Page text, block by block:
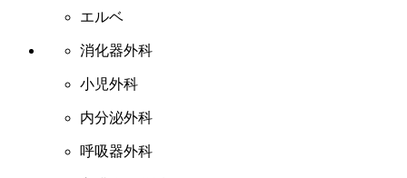
エルベ
消化器外科
小児外科
内分泌外科
呼吸器外科